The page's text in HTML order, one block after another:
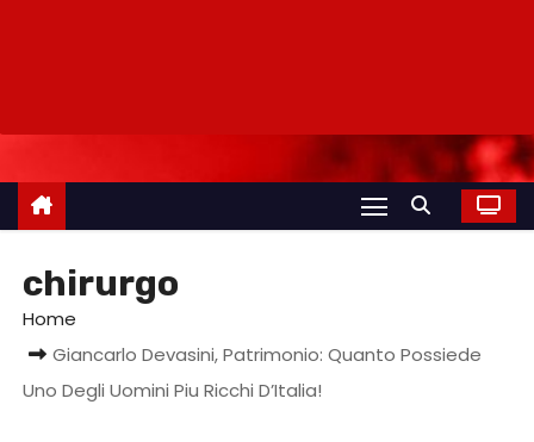
chirurgo
Home
Giancarlo Devasini, Patrimonio: Quanto Possiede
Uno Degli Uomini Piu Ricchi D’Italia!